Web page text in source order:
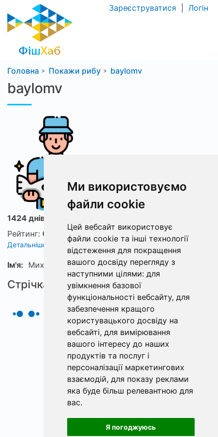
Ми використовуємо
файли cookie
Цей вебсайт використовує
файли cookie та інші технології
відстеження для покращення
вашого досвіду перегляду з
наступними цілями: для
увімкнення базової
функціональності вебсайту, для
забезпечення кращого
користувацького досвіду на
вебсайті, для вимірювання
вашого інтересу до наших
продуктів та послуг і
персоналізації маркетингових
взаємодій, для показу реклами
яка буде більш релевантною для
вас.
Я погоджуюсь
Зареєструватися Логін
Головна Покажи рибу baylomv
baylomv
1424 днів з ФішХаб
Рейтинг: 0
Детальніше про рейтинг
Ім'я: Михайло
Стрічка